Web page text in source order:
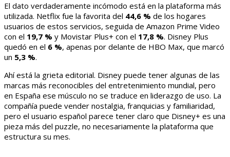
El dato verdaderamente incómodo está en la plataforma más
utilizada. Netflix fue la favorita del 44,6 % de los hogares
usuarios de estos servicios, seguida de Amazon Prime Video
con el 19,7 % y Movistar Plus+ con el 17,8 %. Disney Plus
quedó en el 6 %, apenas por delante de HBO Max, que marcó
un 5,3 %.
Ahí está la grieta editorial. Disney puede tener algunas de las
marcas más reconocibles del entretenimiento mundial, pero
en España ese músculo no se traduce en liderazgo de uso. La
compañía puede vender nostalgia, franquicias y familiaridad,
pero el usuario español parece tener claro que Disney+ es una
pieza más del puzzle, no necesariamente la plataforma que
estructura su mes.